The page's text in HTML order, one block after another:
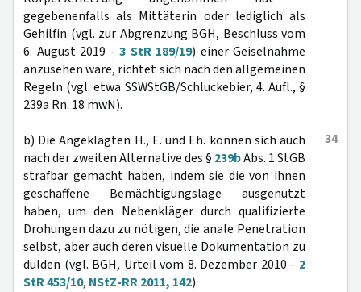
gegebenenfalls als Mittäterin oder lediglich als
Gehilfin (vgl. zur Abgrenzung BGH, Beschluss vom
6. August 2019 - 3 StR 189/19) einer Geiselnahme
anzusehen wäre, richtet sich nach den allgemeinen
Regeln (vgl. etwa SSWStGB/Schluckebier, 4. Aufl., §
239a Rn. 18 mwN).
34
b) Die Angeklagten H., E. und Eh. können sich auch
nach der zweiten Alternative des § 239bAbs. 1 StGB
strafbar gemacht haben, indem sie die von ihnen
geschaffene Bemächtigungslage ausgenutzt
haben, um den Nebenkläger durch qualifizierte
Drohungen dazu zu nötigen, die anale Penetration
selbst, aber auch deren visuelle Dokumentation zu
dulden (vgl. BGH, Urteil vom 8. Dezember 2010 - 2
StR 453/10, NStZ-RR 2011, 142).